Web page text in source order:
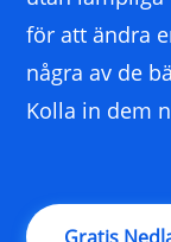
för att ändra
några av de
Kolla in dem